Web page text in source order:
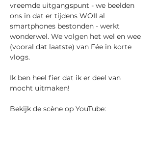
vreemde uitgangspunt - we beelden
ons in dat er tijdens WOII al
smartphones bestonden - werkt
wonderwel. We volgen het wel en wee
(vooral dat laatste) van Fée in korte
vlogs.
Ik ben heel fier dat ik er deel van
mocht uitmaken!
Bekijk de scène op YouTube: